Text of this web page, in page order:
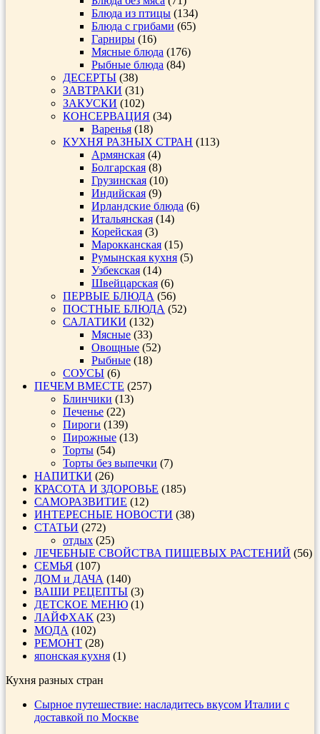
Блюда из птицы (134)
Блюда с грибами (65)
Гарниры (16)
Мясные блюда (176)
Рыбные блюда (84)
ДЕСЕРТЫ (38)
ЗАВТРАКИ (31)
ЗАКУСКИ (102)
КОНСЕРВАЦИЯ (34)
Варенья (18)
КУХНЯ РАЗНЫХ СТРАН (113)
Армянская (4)
Болгарская (8)
Грузинская (10)
Индийская (9)
Ирландские блюда (6)
Итальянская (14)
Корейская (3)
Марокканская (15)
Румынская кухня (5)
Узбекская (14)
Швейцарская (6)
ПЕРВЫЕ БЛЮДА (56)
ПОСТНЫЕ БЛЮДА (52)
САЛАТИКИ (132)
Мясные (33)
Овощные (52)
Рыбные (18)
СОУСЫ (6)
ПЕЧЕМ ВМЕСТЕ (257)
Блинчики (13)
Печенье (22)
Пироги (139)
Пирожные (13)
Торты (54)
Торты без выпечки (7)
НАПИТКИ (26)
КРАСОТА И ЗДОРОВЬЕ (185)
САМОРАЗВИТИЕ (12)
ИНТЕРЕСНЫЕ НОВОСТИ (38)
СТАТЬИ (272)
отдых (25)
ЛЕЧЕБНЫЕ СВОЙСТВА ПИЩЕВЫХ РАСТЕНИЙ (56)
СЕМЬЯ (107)
ДОМ и ДАЧА (140)
ВАШИ РЕЦЕПТЫ (3)
ДЕТСКОЕ МЕНЮ (1)
ЛАЙФХАК (23)
МОДА (102)
РЕМОНТ (28)
японская кухня (1)
Кухня разных стран
Сырное путешествие: насладитесь вкусом Италии с
доставкой по Москве